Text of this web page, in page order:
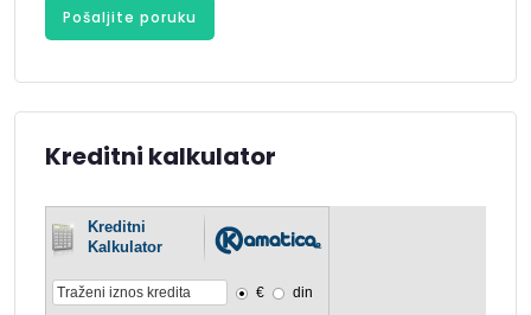
Pošaljite poruku
Kreditni kalkulator